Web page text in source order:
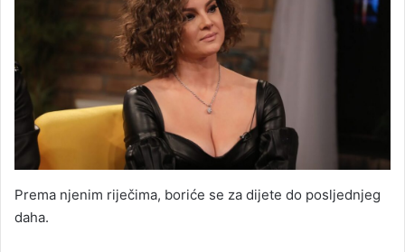
Prema njenim riječima, boriće se za dijete do posljednjeg
daha.